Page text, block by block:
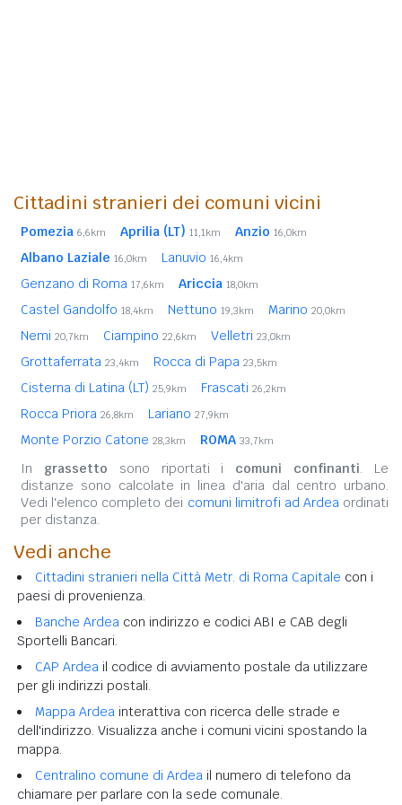
Cittadini stranieri dei comuni vicini
Pomezia 6,6km Aprilia (LT) 11,1km Anzio 16,0km
Albano Laziale 16,0km Lanuvio 16,4km
Genzano di Roma 17,6km Ariccia 18,0km
Castel Gandolfo 18,4km Nettuno 19,3km Marino 20,0km
Nemi 20,7km Ciampino 22,6km Velletri 23,0km
Grottaferrata 23,4km Rocca di Papa 23,5km
Cisterna di Latina (LT) 25,9km Frascati 26,2km
Rocca Priora 26,8km Lariano 27,9km
Monte Porzio Catone 28,3km ROMA 33,7km
In grassetto sono riportati i comuni confinanti. Le
distanze sono calcolate in linea d'aria dal centro urbano.
Vedi l'elenco completo dei comuni limitrofi ad Ardeaordinati
per distanza.
Vedi anche
Cittadini stranieri nella Città Metr. di Roma Capitale con i
paesi di provenienza.
Banche Ardea con indirizzo e codici ABI e CAB degli
Sportelli Bancari.
CAP Ardea il codice di avviamento postale da utilizzare
per gli indirizzi postali.
Mappa Ardea interattiva con ricerca delle strade e
dell'indirizzo. Visualizza anche i comuni vicini spostando la
mappa.
Centralino comune di Ardea il numero di telefono da
chiamare per parlare con la sede comunale.